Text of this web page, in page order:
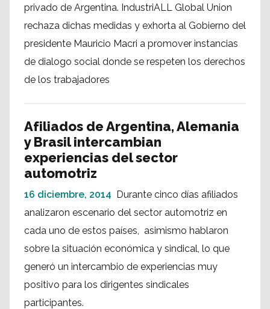
privado de Argentina. IndustriALL Global Union
rechaza dichas medidas y exhorta al Gobierno del
presidente Mauricio Macri a promover instancias
de dialogo social donde se respeten los derechos
de los trabajadores
Afiliados de Argentina, Alemania
y Brasil intercambian
experiencias del sector
automotriz
16 diciembre, 2014 Durante cinco días afiliados
analizaron escenario del sector automotriz en
cada uno de estos países, asimismo hablaron
sobre la situación económica y sindical, lo que
generó un intercambio de experiencias muy
positivo para los dirigentes sindicales
participantes.